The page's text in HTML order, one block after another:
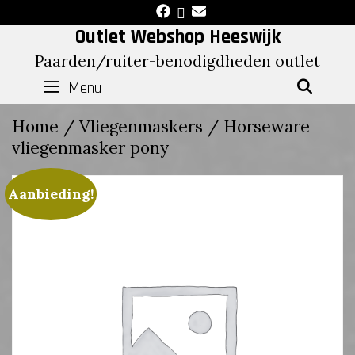
to
content
Outlet Webshop Heeswijk
Paarden/ruiter-benodigdheden outlet
Menu
Home / Vliegenmaskers / Horseware
vliegenmasker pony
Aanbieding!